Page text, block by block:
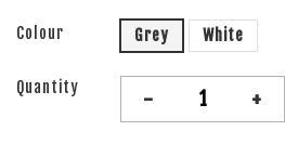
Colour Grey White
Quantity - +